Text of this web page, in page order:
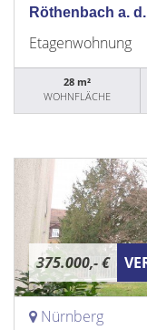
Röthenbach a.
Etagenwohnung
28 m²
WOHNFLÄCHE
375.000,- €
Nürnberg